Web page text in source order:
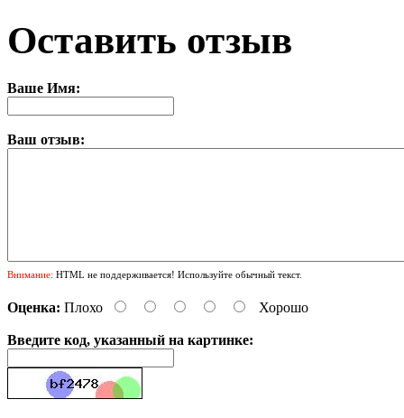
Оставить отзыв
Ваше Имя:
Ваш отзыв:
Внимание: HTML не поддерживается! Используйте обычный текст.
Оценка: Плохо Хорошо
Введите код, указанный на картинке: